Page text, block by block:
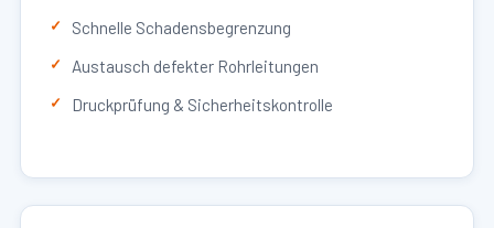
Schnelle Schadensbegrenzung
Austausch defekter Rohrleitungen
Druckprüfung & Sicherheitskontrolle